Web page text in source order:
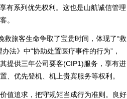
有系列优先权利。这也是山航诚信管理
。
旅客生命争取了宝贵时间，体现了“救
法》中“协助处置医疗事件的行为”，
提供三年公司要客(CIP1)服务，享有进
、优先登机、机上贵宾服务等权利。
追求，把守规矩当成行为准则。良好